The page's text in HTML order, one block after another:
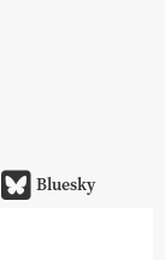
Bluesky